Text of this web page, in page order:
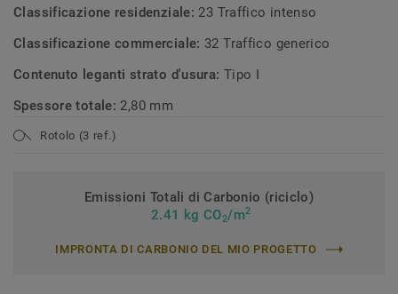
Classificazione residenziale: 23 Traffico intenso
Classificazione commerciale: 32 Traffico generico
Contenuto leganti strato d'usura: Tipo I
Spessore totale: 2,80 mm
Rotolo (3 ref.)
Emissioni Totali di Carbonio (riciclo)
2.41 kg CO2/m2
IMPRONTA DI CARBONIO DEL MIO PROGETTO